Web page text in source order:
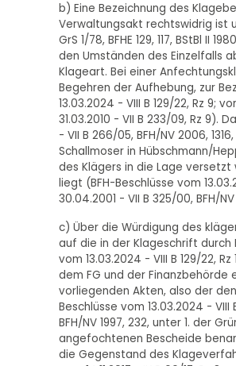
b) Eine Bezeichnung des
Verwaltungsakt rechtswidrig ist
GrS 1/78, BFHE 129, 117, BStBl
den Umständen des Einzelfalls
Klageart. Bei einer
Begehren der Aufhebung, zur
13.03.2024 - VIII B 129/22, Rz 9;
31.03.2010 - VII B 233/09, Rz
- VII B 266/05, BFH/NV 2006,
Schallmoser in Hübschmann/
des Klägers in die Lage
liegt (BFH-Beschlüsse vom
30.04.2001 - VII B 325/00, BFH/NV
c) Über die Würdigung des
auf die in der Klageschrift durch
vom 13.03.2024 - VIII B 129/22,
dem FG und der
vorliegenden Akten, also der
Beschlüsse vom 13.03.2024 - VIII
BFH/NV 1997, 232, unter 1. der
angefochtenen Bescheide
die Gegenstand des